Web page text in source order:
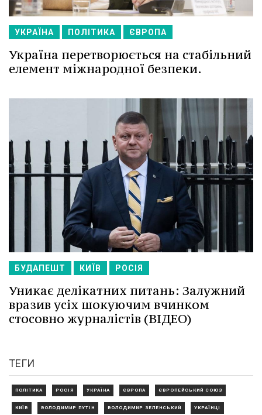
УКРАЇНА ПОЛІТИКА ЄВРОПА
Україна перетворюється на стабільний
елемент міжнародної безпеки.
БУДАПЕШТ КИЇВ РОСІЯ
Уникає делікатних питань: Залужний
вразив усіх шокуючим вчинком
стосовно журналістів (ВІДЕО)
ТЕГИ
ПОЛІТИКА РОСІЯ УКРАЇНА ЄВРОПА ЄВРОПЕЙСЬКИЙ СОЮЗ
КИЇВ ВОЛОДИМИР ПУТІН ВОЛОДИМИР ЗЕЛЕНСЬКИЙ УКРАЇНЦІ